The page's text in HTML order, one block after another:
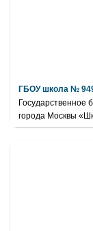
ГБОУ школа №
Государственное
города Москвы